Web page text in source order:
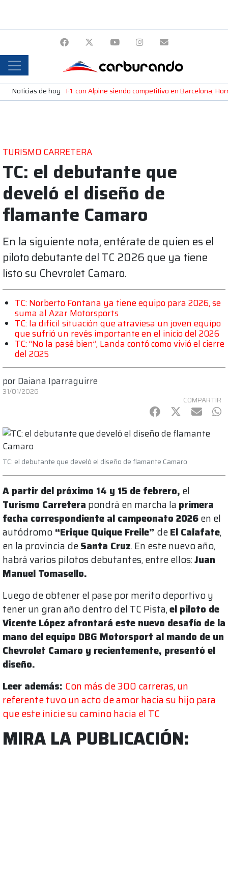
Noticias de hoy F1: con Alpine siendo competitivo en Barcelona,
TURISMO CARRETERA
TC: el debutante que
develó el diseño de
flamante Camaro
En la siguiente nota, entérate de quien es el
piloto debutante del TC 2026 que ya tiene
listo su Chevrolet Camaro.
TC: Norberto Fontana ya tiene equipo para 2026, se
suma al Azar Motorsports
TC: la difícil situación que atraviesa un joven equipo
que sufrió un revés importante en el inicio del 2026
TC: “No la pasé bien”, Landa contó como vivió el cierre
del 2025
por Daiana Iparraguirre
31/01/2026
COMPARTIR
Facebook
Twitter
mail
TC: el debutante que develó el diseño de flamante Camaro
A partir del próximo 14 y 15 de febrero, el
Turismo Carretera pondrá en marcha la primera
fecha correspondiente al campeonato 2026en el
autódromo “Erique Quique Freile” deEl Calafate,
en la provincia deSanta Cruz. En este nuevo año,
habrá varios pilotos debutantes, entre ellos:Juan
Manuel Tomasello.
Luego de obtener el pase por merito deportivo y
tener un gran año dentro del TC Pista,el piloto de
Vicente López afrontará este nuevo desafío de la
mano del equipo DBG Motorsport al mando de un
Chevrolet Camaro y recientemente, presentó el
diseño.
Leer además: Con más de 300 carreras, un
referente tuvo un acto de amor hacia su hijo para
que este inicie su camino hacia el TC
MIRA LA PUBLICACIÓN: